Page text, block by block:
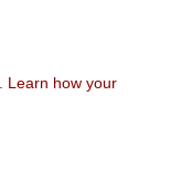
Learn how your